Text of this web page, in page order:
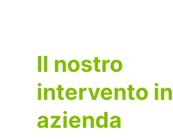
Il nostro
intervento in
azienda